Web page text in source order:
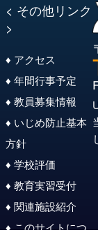
< その他リンク
>
♦ アクセス
♦ 年間行事予定
♦ 教員募集情報
♦ いじめ防止基本
方針
♦ 学校評価
♦ 教育実習受付
♦ 関連施設紹介
♦ このサイトにつ